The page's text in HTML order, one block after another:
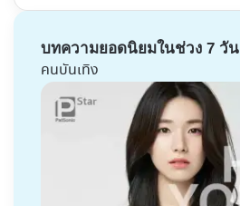
บทความยอดนิยมในช่วง 7 วัน
คนบันเทิง